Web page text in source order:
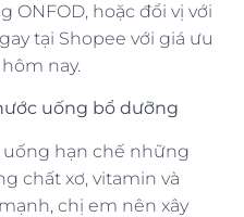
ONFOD, hoặc đổi vị với
tại Shopee với giá ưu
nay.
uống bổ dưỡng
hạn chế những
chất xơ, vitamin và
chị em nên xây